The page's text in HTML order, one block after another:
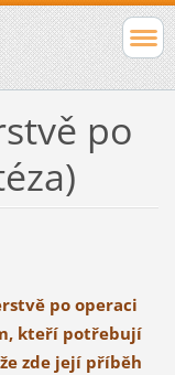
po
po operaci
kteří potřebují
zde její příběh